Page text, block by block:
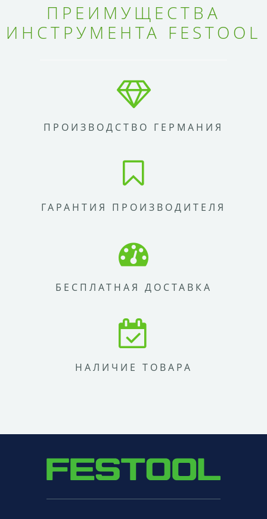
ПРЕИМУЩЕСТВА
ИНСТРУМЕНТА FESTOOL
ПРОИЗВОДСТВО ГЕРМАНИЯ
ГАРАНТИЯ ПРОИЗВОДИТЕЛЯ
БЕСПЛАТНАЯ ДОСТАВКА
НАЛИЧИЕ ТОВАРА